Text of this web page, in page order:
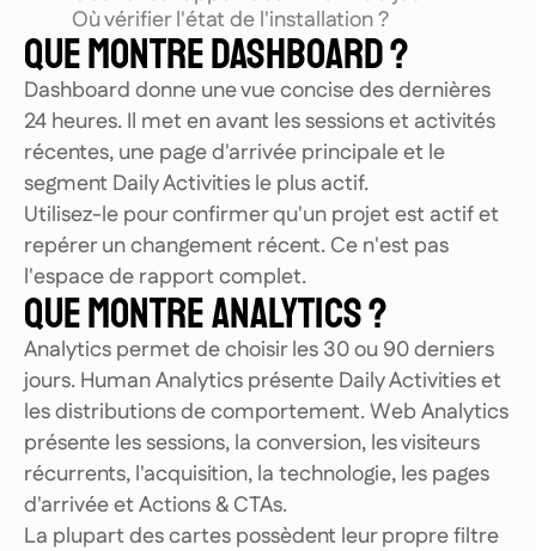
Où vérifier l'état de l'installation ?
QUE MONTRE DASHBOARD ?
Dashboard donne une vue concise des dernières
24 heures. Il met en avant les sessions et activités
récentes, une page d'arrivée principale et le
segment Daily Activities le plus actif.
Utilisez-le pour confirmer qu'un projet est actif et
repérer un changement récent. Ce n'est pas
l'espace de rapport complet.
QUE MONTRE ANALYTICS ?
Analytics permet de choisir les 30 ou 90 derniers
jours. Human Analytics présente Daily Activities et
les distributions de comportement. Web Analytics
présente les sessions, la conversion, les visiteurs
récurrents, l'acquisition, la technologie, les pages
d'arrivée et Actions & CTAs.
La plupart des cartes possèdent leur propre filtre